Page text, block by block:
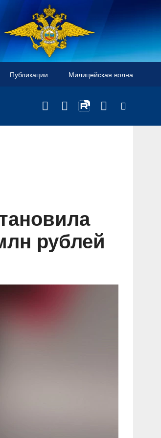
Публикации Милицейская волна
рублей